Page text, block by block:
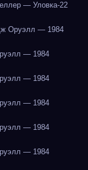
— Уловка-22
Оруэлл — 1984
— 1984
— 1984
— 1984
— 1984
— 1984